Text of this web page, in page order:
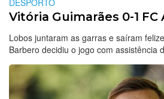
Vitória Guimarães 0-1 FC
Lobos juntaram as garras e saíram
Barbero decidiu o jogo com assistência